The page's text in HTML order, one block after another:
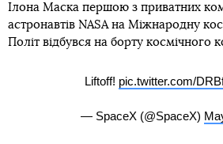
Ілона Маска першою з приватних
астронавтів NASA на Міжнародну
Політ відбувся на борту космічного
Liftoff! pic.twitter.com/
— SpaceX (@SpaceX)